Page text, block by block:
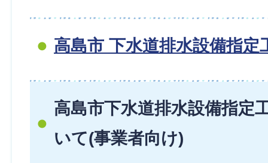
高島市 下水道排水設備指定
高島市下水道排水設備指定
いて(事業者向け)